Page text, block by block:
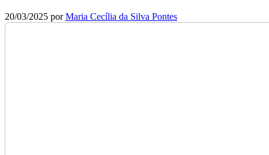
20/03/2025 porMaria Cecília da Silva Pontes